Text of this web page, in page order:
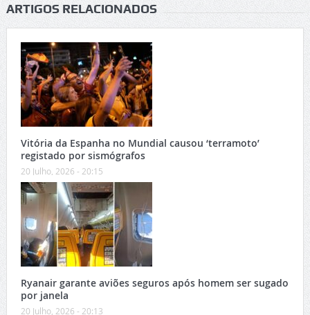
ARTIGOS RELACIONADOS
Vitória da Espanha no Mundial causou ‘terramoto’
registado por sismógrafos
20 Julho, 2026 - 20:15
Ryanair garante aviões seguros após homem ser sugado
por janela
20 Julho, 2026 - 20:13